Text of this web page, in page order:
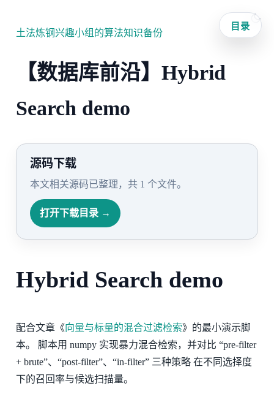
土法炼钢兴趣小组的算法知识备份
【数据库前沿】Hybrid
Search demo
源码下载
本文相关源码已整理，共 1 个文件。
打开下载目录 →
Hybrid Search demo
配合文章《向量与标量的混合过滤检索》的最小演示脚
本。 脚本用 numpy 实现暴力混合检索，并对比 “pre-filter
+ brute”、“post-filter”、“in-filter” 三种策略 在不同选择度
下的召回率与候选扫描量。
目录